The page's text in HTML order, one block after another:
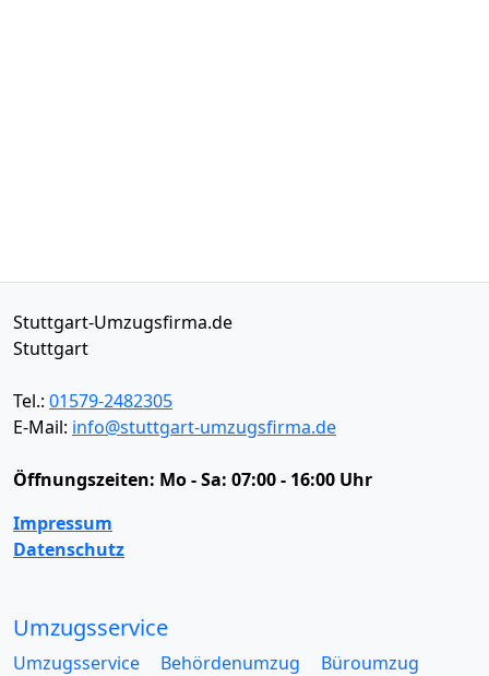
Stuttgart-Umzugsfirma.de
Stuttgart
Tel.: 01579-2482305
E-Mail: info@stuttgart-umzugsfirma.de
Öffnungszeiten: Mo - Sa: 07:00 - 16:00 Uhr
Impressum
Datenschutz
Umzugsservice
Umzugsservice Behördenumzug
Büroumzug